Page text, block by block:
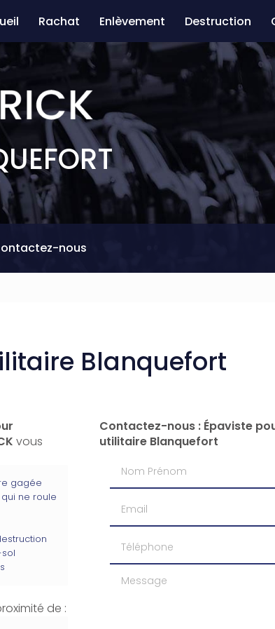
Rachat Enlèvement Destruction
nous
Blanquefort
vous
gagée
ne roule
de :
Contactez-nous : Épaviste
utilitaire Blanquefort
Nom Prénom
Téléphone
Message